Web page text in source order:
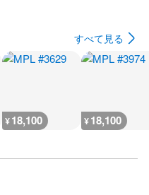
すべて見る
¥18,100 ¥18,100